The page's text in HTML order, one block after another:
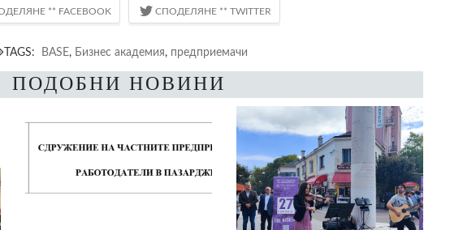
TAGS: BASE, Бизнес академия, предприемачи
ПОДОБНИ НОВИНИ